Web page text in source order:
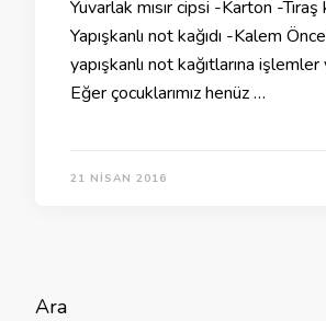
Yuvarlak mısır cipsi -Karton -
Yapışkanlı not kağıdı -Kalem
yapışkanlı not kağıtlarına işlemler
Eğer çocuklarımız henüz …
21 NISAN 2016
Ara